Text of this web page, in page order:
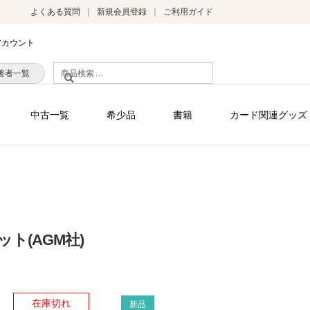
よくある質問 新規会員登録 ご利用ガイド
ウント
検
索
象:
者一覧
中古一覧 希少品 書籍 カード関連グッズ
ト(AGM社)
新品
在庫切れ